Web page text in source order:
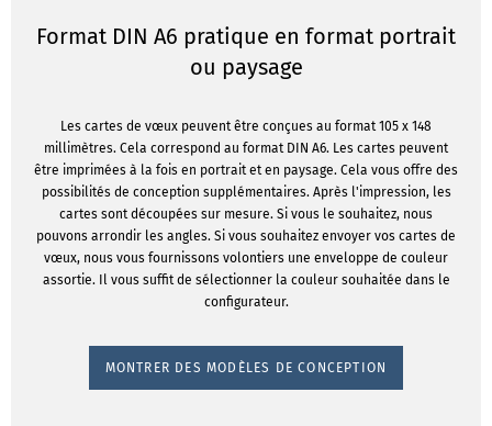
Format DIN A6 pratique en format portrait
ou paysage
Les cartes de vœux peuvent être conçues au format 105 x 148
millimètres. Cela correspond au format DIN A6. Les cartes peuvent
être imprimées à la fois en portrait et en paysage. Cela vous offre des
possibilités de conception supplémentaires. Après l'impression, les
cartes sont découpées sur mesure. Si vous le souhaitez, nous
pouvons arrondir les angles. Si vous souhaitez envoyer vos cartes de
vœux, nous vous fournissons volontiers une enveloppe de couleur
assortie. Il vous suffit de sélectionner la couleur souhaitée dans le
configurateur.
MONTRER DES MODÈLES DE CONCEPTION